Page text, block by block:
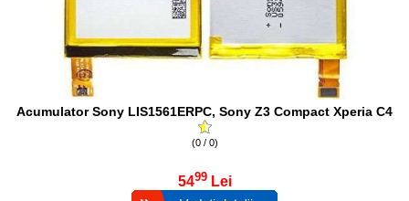
Acumulator Sony LIS1561ERPC, Sony Z3 Compact Xperia C4
(0 / 0)
5499 Lei